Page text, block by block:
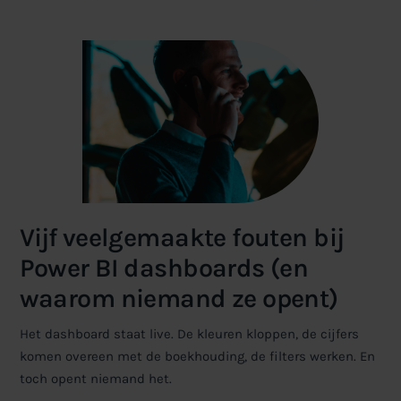
Vijf veelgemaakte fouten bij
Power BI dashboards (en
waarom niemand ze opent)
Het dashboard staat live. De kleuren kloppen, de cijfers
komen overeen met de boekhouding, de filters werken. En
toch opent niemand het.